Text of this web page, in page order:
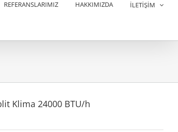
REFERANSLARIMIZ HAKKIMIZDA İLETİŞİM
Klima 24000 BTU/h